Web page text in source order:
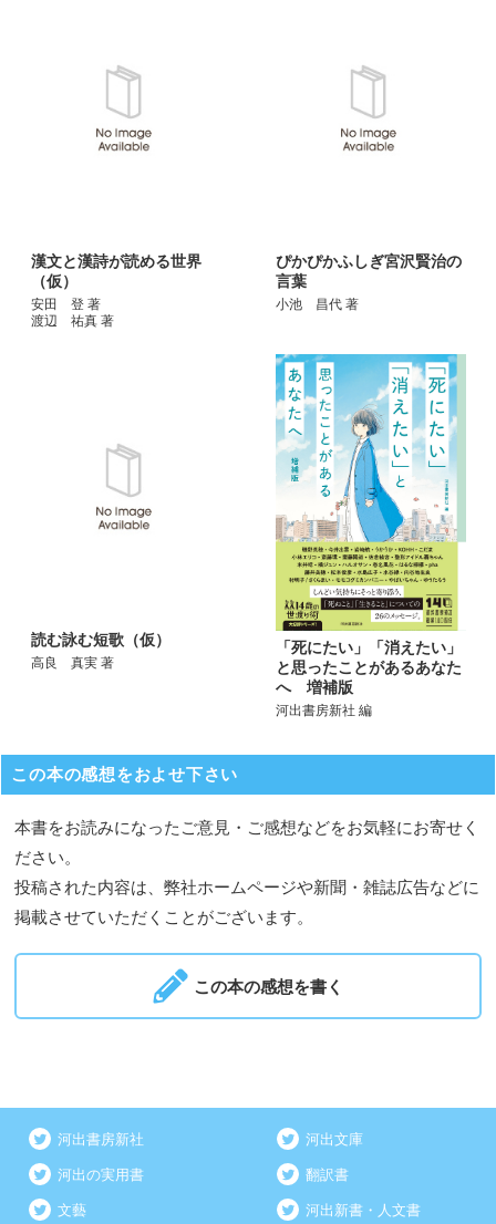
漢文と漢詩が読める世界
（仮）
安田 登 著
渡辺 祐真 著
ぴかぴかふしぎ宮沢賢治の
言葉
小池 昌代 著
読む詠む短歌（仮）
高良 真実 著
「死にたい」「消えたい」
と思ったことがあるあなた
へ 増補版
河出書房新社 編
この本の感想をおよせ下さい
本書をお読みになったご意見・ご感想などをお気軽にお寄せく
ださい。
投稿された内容は、弊社ホームページや新聞・雑誌広告などに
掲載させていただくことがございます。
この本の感想を書く
河出書房新社 河出文庫
河出の実用書 翻訳書
文藝 河出新書・人文書